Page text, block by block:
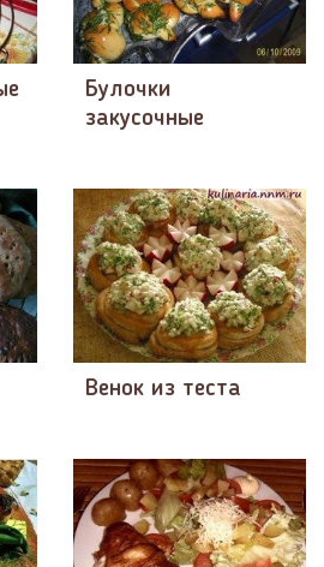
Булочки
закусочные
Венок из теста